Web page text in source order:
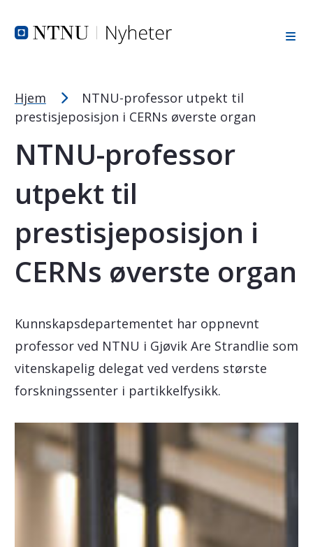
PC: Press ned CTRL og klikk på + (pluss) for å forstørre
Hjem
NTNU-professor utpekt til
prestisjeposisjon i CERNs øverste organ
NTNU-professor
utpekt til
prestisjeposisjon i
CERNs øverste organ
Kunnskapsdepartementet har oppnevnt
professor ved NTNU i Gjøvik Are Strandlie som
vitenskapelig delegat ved verdens største
forskningssenter i partikkelfysikk.